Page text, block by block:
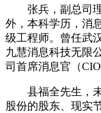
张兵，副总司理
外，本科学历，消
级工程师。曾任武
九慧消息科技无限
司首席消息官（CIO
县福全先生，未
股份的股东、现实